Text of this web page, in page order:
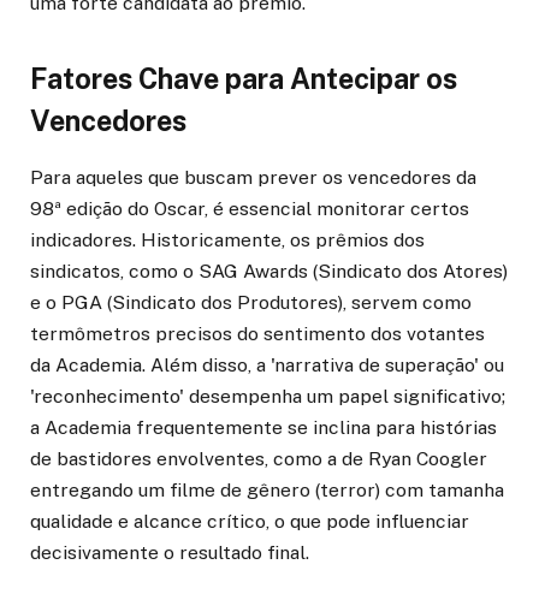
Fatores Chave para Antecipar os
Vencedores
Para aqueles que buscam prever os vencedores da
98ª edição do Oscar, é essencial monitorar certos
indicadores. Historicamente, os prêmios dos
sindicatos, como o SAG Awards (Sindicato dos Atores)
e o PGA (Sindicato dos Produtores), servem como
termômetros precisos do sentimento dos votantes
da Academia. Além disso, a 'narrativa de superação' ou
'reconhecimento' desempenha um papel significativo;
a Academia frequentemente se inclina para histórias
de bastidores envolventes, como a de Ryan Coogler
entregando um filme de gênero (terror) com tamanha
qualidade e alcance crítico, o que pode influenciar
decisivamente o resultado final.